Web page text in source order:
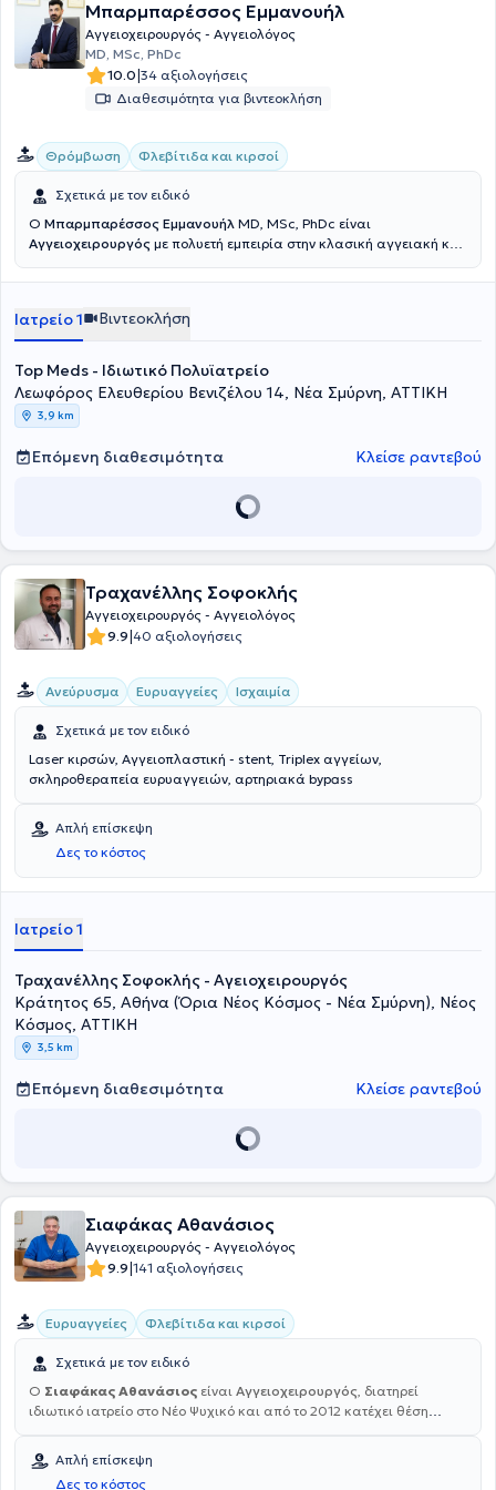
Μπαρμπαρέσσος Εμμανουήλ
Αγγειοχειρουργός - Αγγειολόγος
MD, MSc, PhDc
10.0|34 αξιολογήσεις
Διαθεσιμότητα για βιντεοκλήση
Θρόμβωση Φλεβίτιδα και κιρσοί
Σχετικά με τον ειδικό
Ο Μπαρμπαρέσσος Εμμανουήλ MD, MSc, PhDc είναι
Αγγειοχειρουργός με πολυετή εμπειρία στην κλασική αγγειακή και
εντός του Ιδιωτικού Πολυϊατρείου Top Meds στην Νέα Σμύρνη. Είναι
του στο Γενικό Νοσοκομείο Αθηνών «Γ. Γεννηματάς» όπου εργάστηκε
στην συνέχεια ως επικουρικός επιμελητής. Μετεκπαιδεύτηκε στο
Ηνωμένο Βασίλειο, στο St. George’s University Hospital
καλύπτοντας ως κέντρο τραύματος και αορτικής νόσου το
νοτιοδυτικό Λονδίνο. Στα πλαίσια του παράλληλου διδακτικού
έργου έλαβε τον τίτλο του άμισθου Κλινικού Λέκτορα από το St
εργάστηκε ως επικουρικός επιμελητής στο Πανεπιστημιακό Γενικό
Πανεπιστημίου Πατρών και κάτοχος δύο Μεταπτυχιακών Τίτλων.
Διαθέτει άδεια εκτέλεσης Αγγειακών Υπερήχων (Triplex) και
μελέτες, συγγραφή επιστημονικών άρθρων και ομιλίες σε
Αγγειοχειρουργικά συνέδρια.
Ιατρείο 1 Βιντεοκλήση
Top Meds - Ιδιωτικό Πολυϊατρείο
Λεωφόρος Ελευθερίου Βενιζέλου 14, Νέα Σμύρνη, ΑΤΤΙΚΗ
3,9 km
Επόμενη διαθεσιμότητα Κλείσε ραντεβού
Τραχανέλλης Σοφοκλής
Αγγειοχειρουργός - Αγγειολόγος
9.9|40 αξιολογήσεις
Ανεύρυσμα Ευρυαγγείες Ισχαιμία
Σχετικά με τον ειδικό
Laser κιρσών, Αγγειοπλαστική - stent, Triplex αγγείων,
σκληροθεραπεία ευρυαγγειών, αρτηριακά bypass
Απλή επίσκεψη
Δες το κόστος
Ιατρείο 1
Τραχανέλλης Σοφοκλής - Αγειοχειρουργός
Κράτητος 65, Αθήνα (Όρια Νέος Κόσμος - Νέα Σμύρνη), Νέος
Κόσμος, ΑΤΤΙΚΗ
3,5 km
Επόμενη διαθεσιμότητα Κλείσε ραντεβού
Σιαφάκας Αθανάσιος
Αγγειοχειρουργός - Αγγειολόγος
9.9|141 αξιολογήσεις
Ευρυαγγείες Φλεβίτιδα και κιρσοί
Σχετικά με τον ειδικό
Ο Σιαφάκας Αθανάσιος είναι Αγγειοχειρουργός, διατηρεί
ιδιωτικό ιατρείο στο Νέο Ψυχικό και από το 2012 κατέχει θέση
Γυναικολογική Κλινική "ΡΕΑ". Σπούδασε στο Τμήμα Ιατρικής του
Αριστοτελείου Πανεπιστημίου Θεσσαλονίκης, αποφοιτώντας από τη
Απλή επίσκεψη
Δες το κόστος